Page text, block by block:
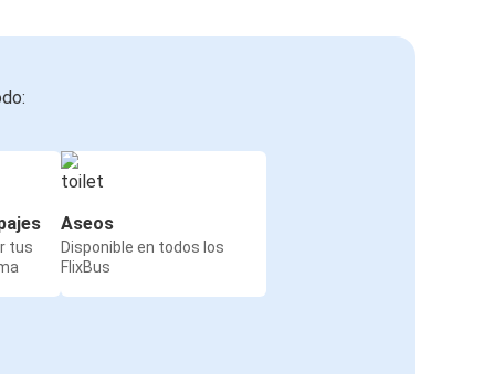
tus
Aseos
Disponible en todos los
FlixBus